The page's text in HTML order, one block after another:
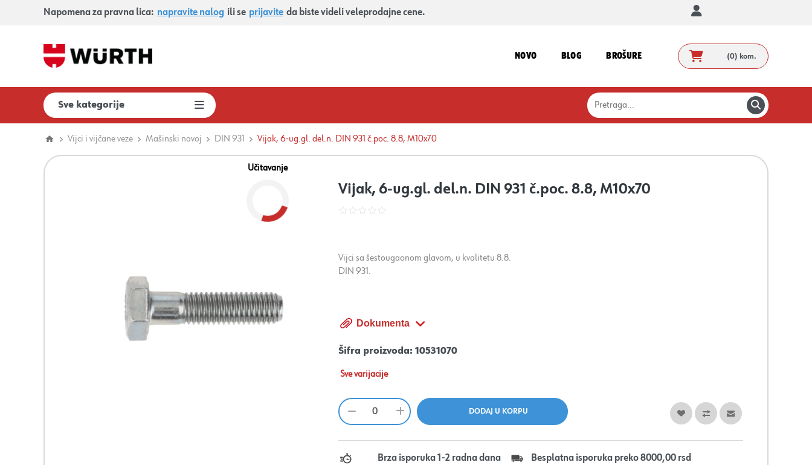
Napomena za pravna lica: napravite nalog ili se prijavite da biste videli veleprodajne cene.
NOVO BLOG BROŠURE (0) kom.
Sve kategorije
Vijci i vijčane veze Mašinski navoj DIN 931 Vijak, 6-ug.gl. del.n. DIN 931 č.poc. 8.8, M10x70
Učitavanje
Vijak, 6-ug.gl. del.n. DIN 931 č.poc. 8.8, M10x70
Vijci sa šestougaonom glavom, u kvalitetu 8.8.
DIN 931.
Dokumenta
Šifra proizvoda: 10531070
Sve varijacije
Brza isporuka 1-2 radna dana Besplatna isporuka preko 8000,00 rsd